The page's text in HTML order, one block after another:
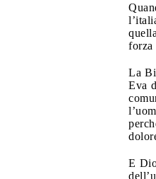
forza
La
Eva
E